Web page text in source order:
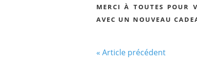
MERCI À TOUTES POUR
AVEC UN NOUVEAU
« Article précédent